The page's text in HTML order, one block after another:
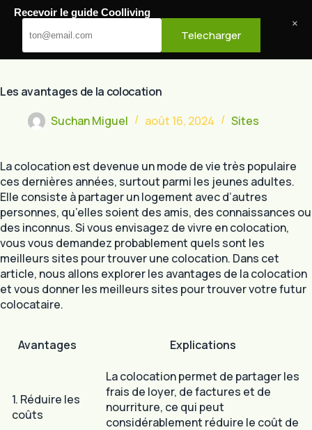
Passer
contenu
Cool Living
Les avantages de la colocation
Suchan Miguel
août 16, 2024 Sites
La colocation est devenue un mode de vie très populaire
ces dernières années, surtout parmi les jeunes adultes.
Elle consiste à partager un logement avec d’autres
personnes, qu’elles soient des amis, des connaissances ou
des inconnus. Si vous envisagez de vivre en colocation,
vous vous demandez probablement quels sont les
meilleurs sites pour trouver une colocation. Dans cet
article, nous allons explorer les avantages de la colocation
et vous donner les meilleurs sites pour trouver votre futur
colocataire.
Avantages Explications
1. Réduire les
coûts
La colocation permet de partager les
frais de loyer, de factures et de
nourriture, ce qui peut
considérablement réduire le coût de
Recevoir le guide Coolliving
Telecharger
×